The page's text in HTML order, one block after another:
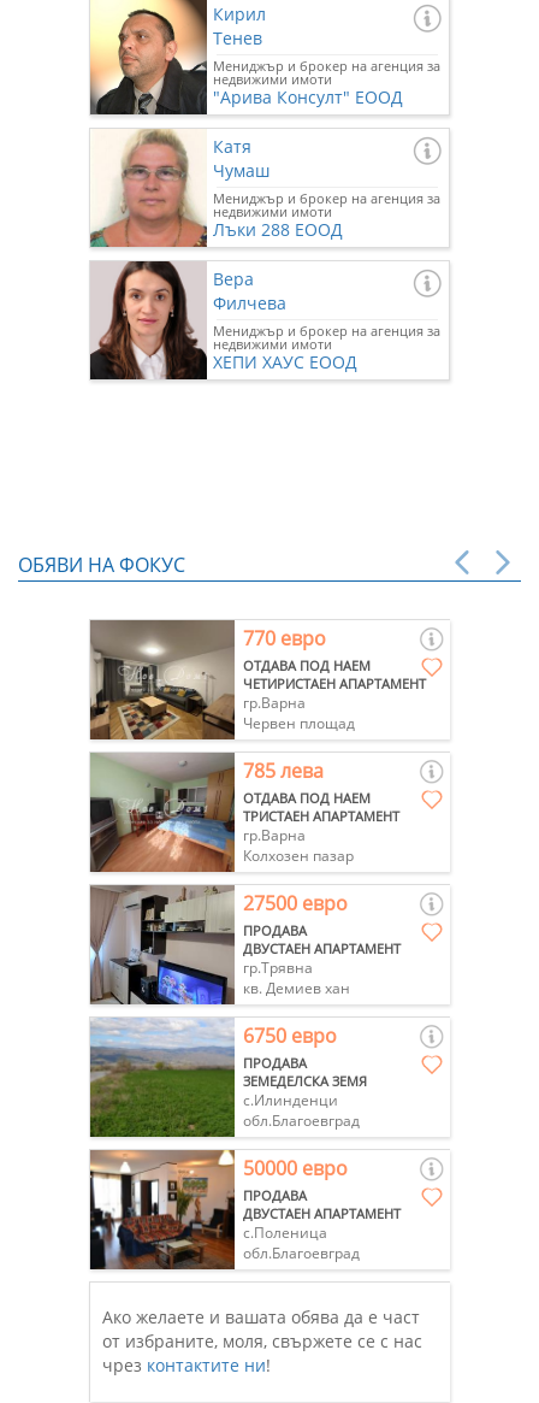
Кирил
Тенев
Мениджър и брокер на агенция за
недвижими имоти
"Арива Консулт" ЕООД
Катя
Чумаш
Мениджър и брокер на агенция за
недвижими имоти
Лъки 288 ЕООД
Вера
Филчева
Мениджър и брокер на агенция за
недвижими имоти
ХЕПИ ХАУС ЕООД
ОБЯВИ НА ФОКУС
770 евро
ОТДАВА ПОД НАЕМ
ЧЕТИРИСТАЕН АПАРТАМЕНТ
гр.Варна
Червен площад
785 лева
ОТДАВА ПОД НАЕМ
ТРИСТАЕН АПАРТАМЕНТ
гр.Варна
Колхозен пазар
27500 евро
ПРОДАВА
ДВУСТАЕН АПАРТАМЕНТ
гр.Трявна
кв. Демиев хан
6750 евро
ПРОДАВА
ЗЕМЕДЕЛСКА ЗЕМЯ
с.Илинденци
обл.Благоевград
50000 евро
ПРОДАВА
ДВУСТАЕН АПАРТАМЕНТ
с.Поленица
обл.Благоевград
Ако желаете и вашата обява да е част
от избраните, моля, свържете се с нас
чрез контактите ни!